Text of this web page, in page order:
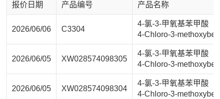
报价日期 产品编号 产品名称
2026/06/06 C3304
4-氯-3-甲氧基苯甲酸
4-Chloro-3-
2026/06/05 XW028574098305
4-氯-3-甲氧基苯甲酸
4-Chloro-3-
2026/06/05 XW028574098304
4-氯-3-甲氧基苯甲酸
4-Chloro-3-